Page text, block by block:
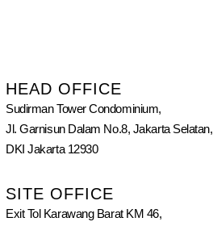
HEAD OFFICE
Sudirman Tower Condominium,
Jl. Garnisun Dalam No.8, Jakarta Selatan,
DKI Jakarta 12930
SITE OFFICE
Exit Tol Karawang Barat KM 46,